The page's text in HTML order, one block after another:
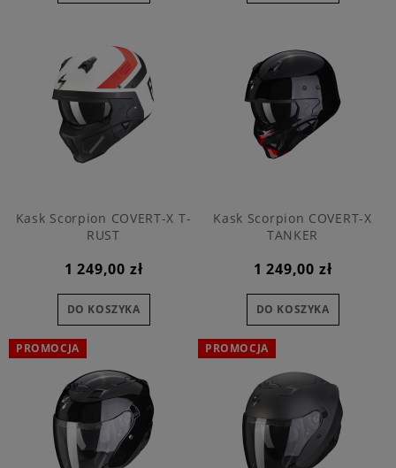
Kask Scorpion COVERT-X T-
RUST
1 249,00 zł
DO KOSZYKA
Kask Scorpion COVERT-X
TANKER
1 249,00 zł
DO KOSZYKA
PROMOCJA PROMOCJA